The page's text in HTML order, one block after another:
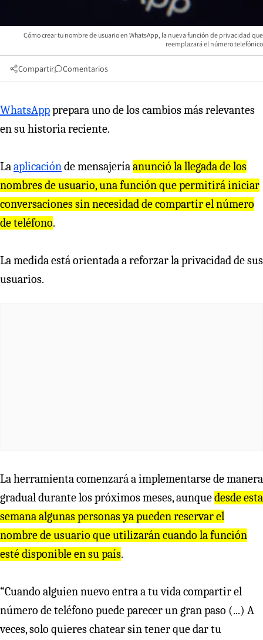
Cómo crear tu nombre de usuario en WhatsApp, la nueva función de privacidad que
reemplazará el número telefónico
Compartir Comentarios
WhatsAppprepara uno de los cambios más relevantes
en su historia reciente.
Laaplicaciónde mensajeríaanunció la llegada de los
nombres de usuario, una función que permitirá iniciar
conversaciones sin necesidad de compartir el número
de teléfono.
La medida está orientada a reforzar la privacidad de sus
usuarios.
La herramienta comenzará a implementarse de manera
gradual durante los próximos meses, aunquedesde esta
semana algunas personas ya pueden reservar el
nombre de usuario que utilizarán cuando la función
esté disponible en su país.
“Cuando alguien nuevo entra a tu vida compartir el
número de teléfono puede parecer un gran paso (...) A
veces, solo quieres chatear sin tener que dar tu